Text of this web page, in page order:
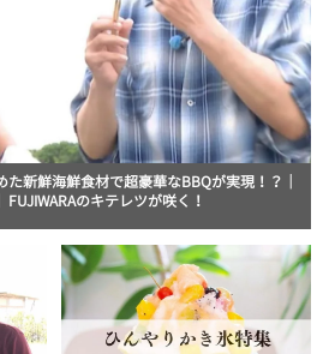
新鮮海鮮食材で超豪華なBBQが実現！？｜
FUJIWARAのキテレツが咲く！